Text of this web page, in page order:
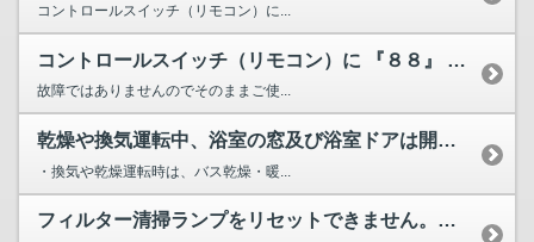
コントロールスイッチ（リモコン）に...
コントロールスイッチ（リモコン）に 『８８』 と表示、若し...
故障ではありませんのでそのままご使...
乾燥や換気運転中、浴室の窓及び浴室ドアは開けたほうがいいで...
・換気や乾燥運転時は、バス乾燥・暖...
フィルター清掃ランプをリセットできません。（ランプが消えま...